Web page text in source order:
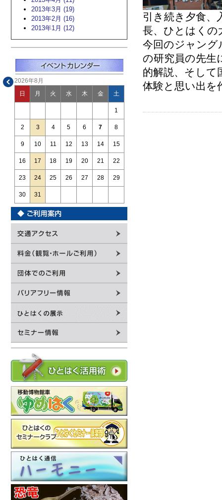
2013年3月 (19)
2013年2月 (16)
2013年1月 (12)
2026年8月
日 月 火 水 木 金 土
1
2 3 4 5 6 7 8
9 10 11 12 13 14 15
16 17 18 19 20 21 22
23 24 25 26 27 28 29
30 31
引き続き夕食、
長、ひとはくの
今回のジャング
の研究員の先生
的解説、そして
体験と思い出を